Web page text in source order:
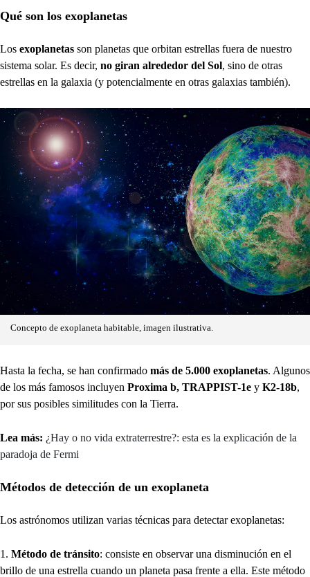
Qué son los exoplanetas
Los exoplanetas son planetas que orbitan estrellas fuera de nuestro
sistema solar. Es decir, no giran alrededor del Sol, sino de otras
estrellas en la galaxia (y potencialmente en otras galaxias también).
Concepto de exoplaneta habitable, imagen ilustrativa.
Hasta la fecha, se han confirmado más de 5.000 exoplanetas. Algunos
de los más famosos incluyen Proxima b, TRAPPIST-1e y K2-18b,
por sus posibles similitudes con la Tierra.
Lea más: ¿Hay o no vida extraterrestre?: esta es la explicación de la
paradoja de Fermi
Métodos de detección de un exoplaneta
Los astrónomos utilizan varias técnicas para detectar exoplanetas:
Método de tránsito: consiste en observar una disminución en el
brillo de una estrella cuando un planeta pasa frente a ella. Este método